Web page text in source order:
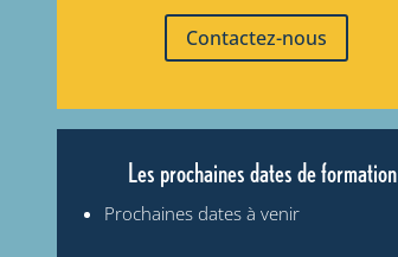
Contactez-nous
Les prochaines dates de formation
Prochaines dates à venir